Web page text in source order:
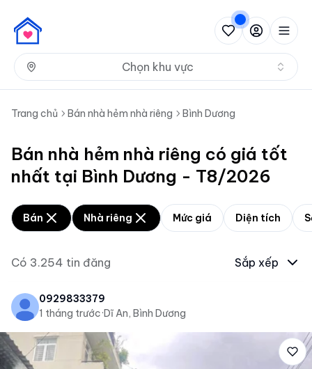
Chọn khu vực
Trang chủ Bán nhà hẻm nhà riêng Bình Dương
Bán nhà hẻm nhà riêng có giá tốt
nhất tại Bình Dương - T8/2026
Bán Nhà riêng Mức giá Diện tích
Có 3.254 tin đăng Sắp xếp
0929833379
1 tháng trước·Dĩ An, Bình Dương